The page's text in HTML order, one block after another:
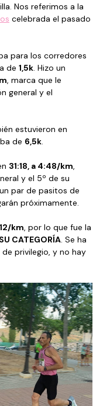
Nos referimos a la
celebrada el pasado
para los corredores
de 1,5k. Hizo un
, marca que le
general y el
estuvieron en
de 6,5k.
31:18, a 4:48/km,
y el 5º de su
un par de pasitos de
próximamente.
km, por lo que fue la
CATEGORÍA. Se ha
privilegio, y no hay